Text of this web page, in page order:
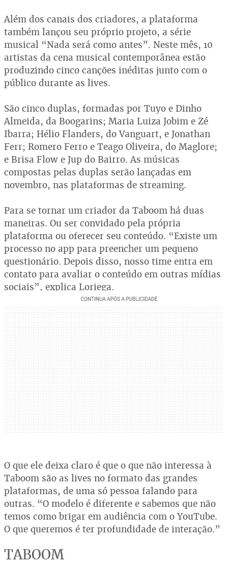
Além dos canais dos criadores, a plataforma
também lançou seu próprio projeto, a série
musical “Nada será como antes”. Neste mês, 10
artistas da cena musical contemporânea estão
produzindo cinco canções inéditas junto com o
público durante as lives.
São cinco duplas, formadas por Tuyo e Dinho
Almeida, da Boogarins; Maria Luiza Jobim e Zé
Ibarra; Hélio Flanders, do Vanguart, e Jonathan
Ferr; Romero Ferro e Teago Oliveira, do Maglore;
e Brisa Flow e Jup do Bairro. As músicas
compostas pelas duplas serão lançadas em
novembro, nas plataformas de streaming.
Para se tornar um criador da Taboom há duas
maneiras. Ou ser convidado pela própria
plataforma ou oferecer seu conteúdo. “Existe um
processo no app para preencher um pequeno
questionário. Depois disso, nosso time entra em
contato para avaliar o conteúdo em outras mídias
sociais”, explica Loriega.
O que ele deixa claro é que o que não interessa à
Taboom são as lives no formato das grandes
plataformas, de uma só pessoa falando para
outras. “O modelo é diferente e sabemos que não
temos como brigar em audiência com o YouTube.
O que queremos é ter profundidade de interação.”
TABOOM